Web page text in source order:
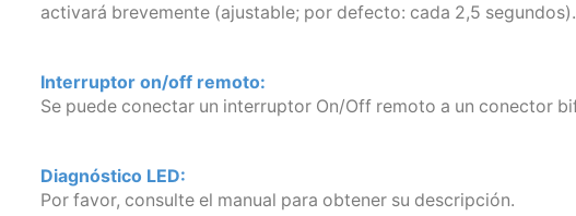
activará brevemente (ajustable; por defecto: cada 2,5
Interruptor on/off remoto:
Se puede conectar un interruptor On/Off remoto a un conector
Diagnóstico LED:
Por favor, consulte el manual para obtener su descripción.